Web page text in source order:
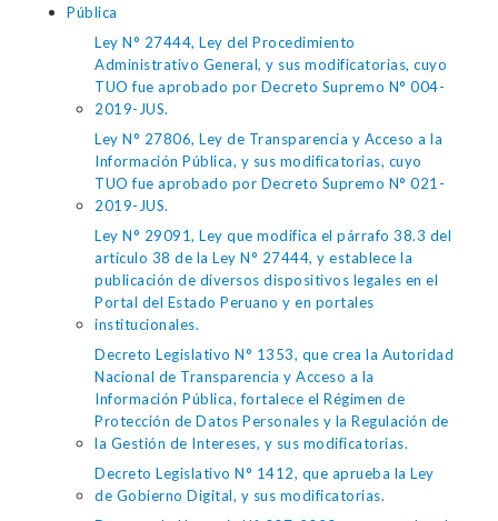
Pública
Ley N° 27444, Ley del Procedimiento
Administrativo General, y sus modificatorias, cuyo
TUO fue aprobado por Decreto Supremo N° 004-
2019-JUS.
Ley N° 27806, Ley de Transparencia y Acceso a la
Información Pública, y sus modificatorias, cuyo
TUO fue aprobado por Decreto Supremo N° 021-
2019-JUS.
Ley N° 29091, Ley que modifica el párrafo 38.3 del
artículo 38 de la Ley N° 27444, y establece la
publicación de diversos dispositivos legales en el
Portal del Estado Peruano y en portales
institucionales.
Decreto Legislativo N° 1353, que crea la Autoridad
Nacional de Transparencia y Acceso a la
Información Pública, fortalece el Régimen de
Protección de Datos Personales y la Regulación de
la Gestión de Intereses, y sus modificatorias.
Decreto Legislativo N° 1412, que aprueba la Ley
de Gobierno Digital, y sus modificatorias.